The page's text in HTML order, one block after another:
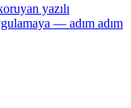
yazılı
— adım adım